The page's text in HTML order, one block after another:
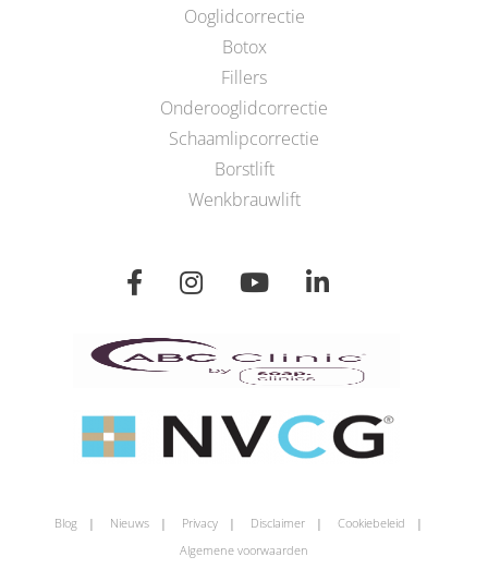
Ooglidcorrectie
Botox
Fillers
Onderooglidcorrectie
Schaamlipcorrectie
Borstlift
Wenkbrauwlift
Blog Nieuws Privacy Disclaimer
Cookiebeleid
Algemene voorwaarden